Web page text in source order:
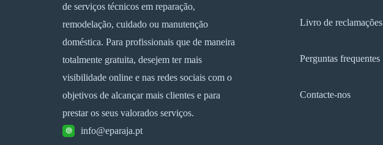
de serviços técnicos em reparação,
remodelação, cuidado ou manutenção
doméstica. Para profissionais que de maneira
totalmente gratuita, desejem ter mais
visibilidade online e nas redes sociais com o
objetivos de alcançar mais clientes e para
prestar os seus valorados serviços.
info@eparaja.pt
Livro de reclamações
Perguntas frequentes
Contacte-nos